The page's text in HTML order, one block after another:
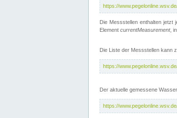
https://
Die Messstellen enthalten jetzt
Element currentMeasurement,
Die Liste der Messstellen kann
https://
Der aktuelle gemessene
https://